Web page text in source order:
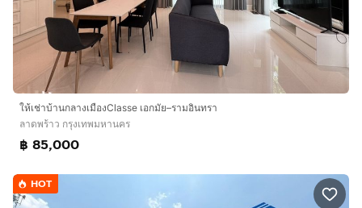
ให้เช่าบ้านกลางเมืองClasse เอกมัย–รามอินทรา
ลาดพร้าว กรุงเทพมหานคร
฿ 85,000
HOT